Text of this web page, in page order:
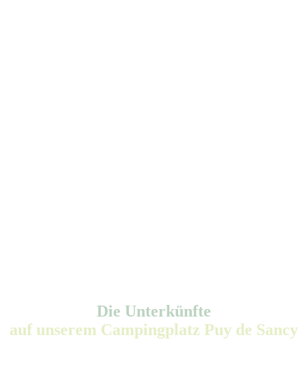
Die Unterkünfte
auf unserem Campingplatz Puy de Sancy